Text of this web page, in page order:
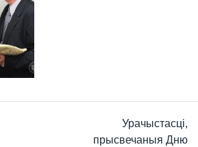
Урачыстасці,
прысвечаныя Дню